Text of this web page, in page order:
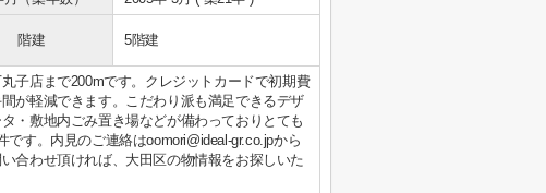
階建 5階建
子店まで200mです。クレジットカードで初期費
が軽減できます。こだわり派も満足できるデザ
・敷地内ごみ置き場などが備わっておりとても
す。内見のご連絡はoomori@ideal-gr.co.jpから
合わせ頂ければ、大田区の物情報をお探しいた